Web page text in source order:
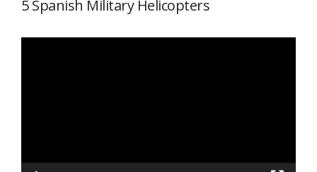
5 Spanish Military Helicopters